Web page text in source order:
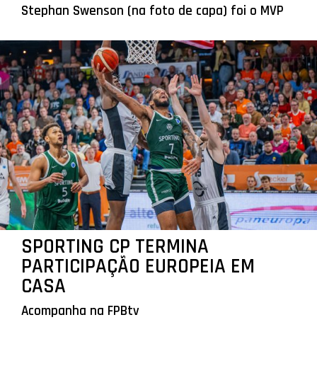
Stephan Swenson (na foto de capa) foi o MVP
SPORTING CP TERMINA
PARTICIPAÇÃO EUROPEIA EM
CASA
Acompanha na FPBtv